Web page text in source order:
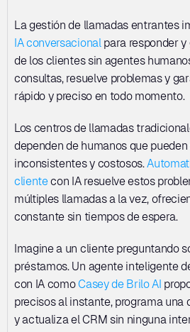
IA conversacional para responder y
de los clientes sin agentes
consultas, resuelve problemas y
rápido y preciso en todo momento.
Los centros de llamadas
dependen de humanos que
inconsistentes y costosos.
cliente con IA resuelve estos
múltiples llamadas a la vez,
constante sin tiempos de espera.
Imagine a un cliente preguntando
préstamos. Un agente inteligente
con IA como Casey de Brilo AI
precisos al instante, programa una
y actualiza el CRM sin ninguna